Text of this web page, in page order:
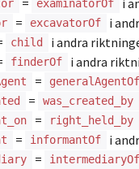
examinatorOf
= excavatorOf i
child i andra
finderOf i andra
= generalAgentOf
= was_created_by
= right_held_by
= informantOf i
= intermediaryOf